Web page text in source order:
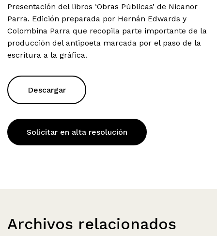
Presentación del libros ‘Obras Públicas’ de Nicanor
Parra. Edición preparada por Hernán Edwards y
Colombina Parra que recopila parte importante de la
producción del antipoeta marcada por el paso de la
escritura a la gráfica.
Descargar
Solicitar en alta resolución
Archivos relacionados